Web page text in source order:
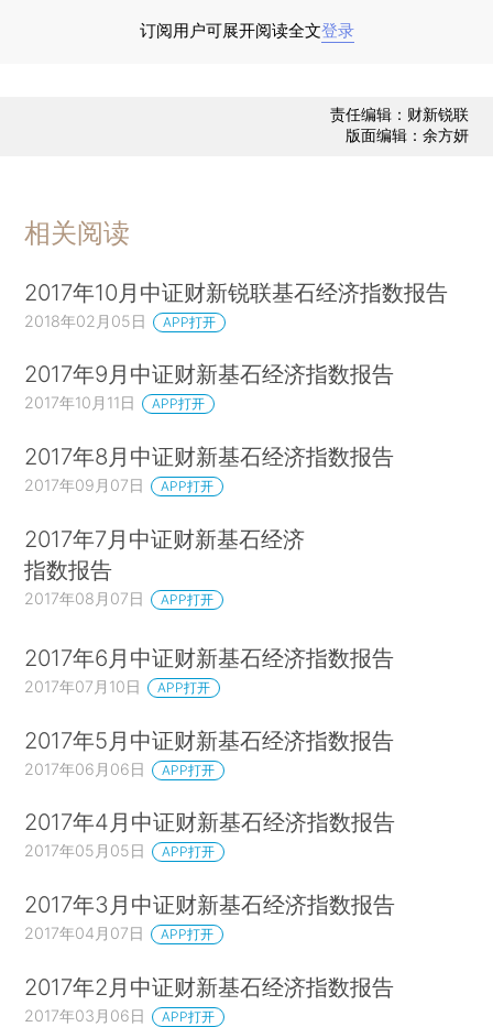
订阅用户可展开阅读全文登录
责任编辑：财新锐联
版面编辑：余方妍
相关阅读
2017年10月中证财新锐联基石经济指数报告
2018年02月05日 APP打开
2017年9月中证财新基石经济指数报告
2017年10月11日 APP打开
2017年8月中证财新基石经济指数报告
2017年09月07日 APP打开
2017年7月中证财新基石经济
指数报告
2017年08月07日 APP打开
2017年6月中证财新基石经济指数报告
2017年07月10日 APP打开
2017年5月中证财新基石经济指数报告
2017年06月06日 APP打开
2017年4月中证财新基石经济指数报告
2017年05月05日 APP打开
2017年3月中证财新基石经济指数报告
2017年04月07日 APP打开
2017年2月中证财新基石经济指数报告
2017年03月06日 APP打开